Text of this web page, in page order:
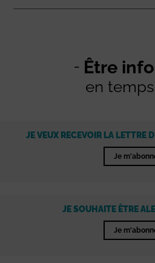
Être
en
JE VEUX RECEVOIR LA LETTRE
Je
JE SOUHAITE ÊTRE
Je